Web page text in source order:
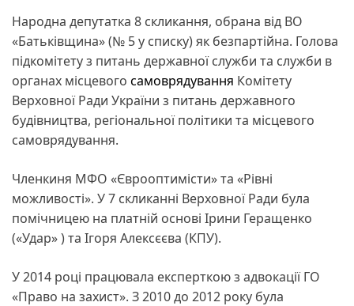
Народна депутатка 8 скликання, обрана від ВО
«Батьківщина» (№ 5 у списку) як безпартійна. Голова
підкомітету з питань державної служби та служби в
органах місцевого самоврядування Комітету
Верховної Ради України з питань державного
будівництва, регіональної політики та місцевого
самоврядування.
Членкиня МФО «Єврооптимісти» та «Рівні
можливості». У 7 скликанні Верховної Ради була
помічницею на платній основі Ірини Геращенко
(«Удар» ) та Ігоря Алексєєва (КПУ).
У 2014 році працювала експерткою з адвокації ГО
«Право на захист». З 2010 до 2012 року була